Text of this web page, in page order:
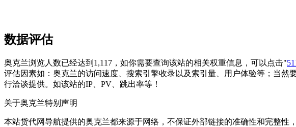
数据评估
奥克兰浏览人数已经达到1,117，如你需要查询该站的相关权重信息，可以点击"
评估因素如：奥克兰的访问速度、搜索引擎收录以及索引量、用户体验等；当
行洽谈提供。如该站的IP、PV、跳出率等！
关于奥克兰特别声明
本站货代网导航提供的奥克兰都来源于网络，不保证外部链接的准确性和完整性